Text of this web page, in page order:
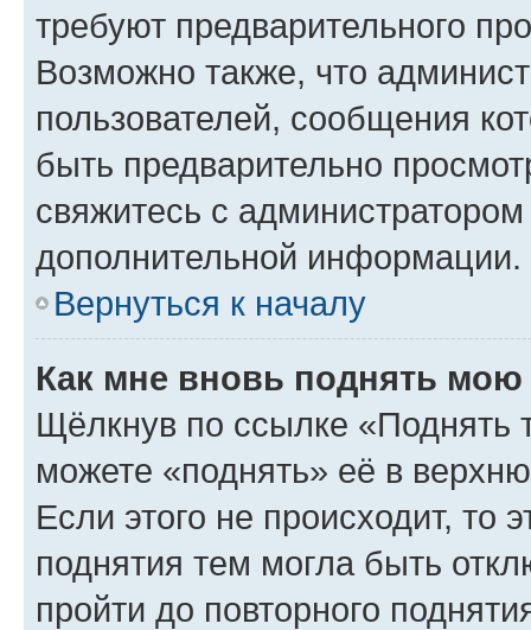
требуют предварительного
Возможно также, что
пользователей, сообщения
быть предварительно
свяжитесь с
дополнительной информации.
Вернуться к началу
Как мне вновь поднять мою
Щёлкнув по ссылке «Поднять
можете «поднять» её в
Если этого не происходит, то
поднятия тем могла быть
пройти до повторного